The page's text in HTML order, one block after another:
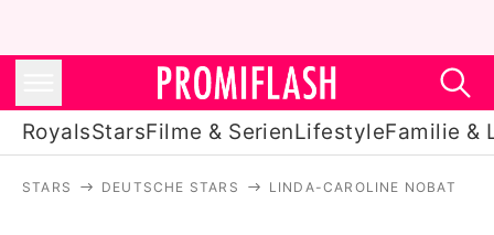
RoyalsStarsFilme & SerienLifestyleFamilie &
STARS DEUTSCHE STARS LINDA-CAROLINE NOBAT